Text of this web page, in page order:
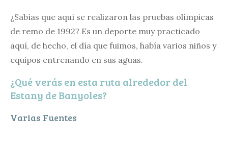
¿Sabías que aquí se realizaron las pruebas olímpicas
de remo de 1992? Es un deporte muy practicado
aquí, de hecho, el día que fuimos, había varios niños y
equipos entrenando en sus aguas.
¿Qué verás en esta ruta alrededor del
Estany de Banyoles?
Varias Fuentes